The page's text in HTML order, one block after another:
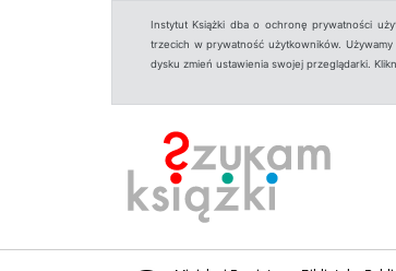
Instytut Książki dba o ochronę prywatności
trzecich w prywatność użytkowników.
dysku zmień ustawienia swojej przeglądarki.